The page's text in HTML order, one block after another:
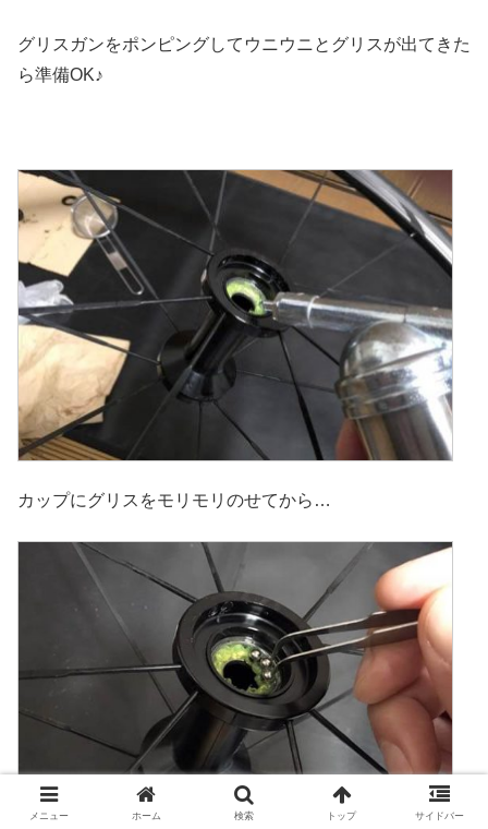
グリスガンをポンピングしてウニウニとグリスが出てきた
ら準備OK♪
カップにグリスをモリモリのせてから…
メニュー ホーム 検索 トップ サイドバー